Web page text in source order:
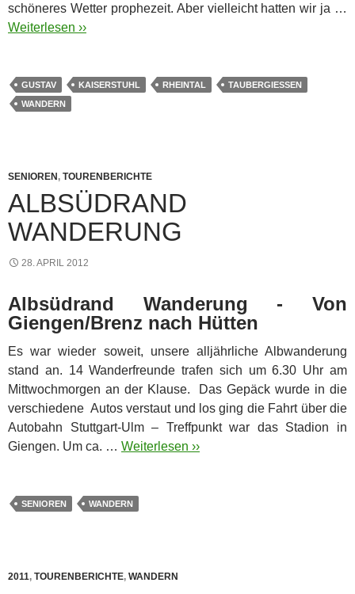
schöneres Wetter prophezeit. Aber vielleicht hatten wir ja …
Weiterlesen ››
GUSTAV KAISERSTUHL RHEINTAL
TAUBERGIESSEN
WANDERN
SENIOREN, TOURENBERICHTE
ALBSÜDRAND
WANDERUNG
28. APRIL 2012
Albsüdrand Wanderung - Von
Giengen/Brenz nach Hütten
Es war wieder soweit, unsere alljährliche Albwanderung
stand an. 14 Wanderfreunde trafen sich um 6.30 Uhr am
Mittwochmorgen an der Klause. Das Gepäck wurde in die
verschiedene Autos verstaut und los ging die Fahrt über die
Autobahn Stuttgart-Ulm – Treffpunkt war das Stadion in
Giengen. Um ca. … Weiterlesen ››
SENIOREN WANDERN
2011, TOURENBERICHTE, WANDERN